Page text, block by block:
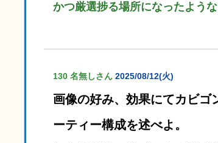
かつ厳選捗る場所になったよう
130 名無しさん 2025/08/12(火)
画像の好み、効果にてカビゴ
ーティー構成を述べよ。